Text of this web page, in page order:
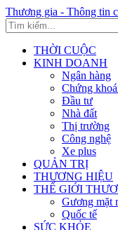
Thương gia - Thông tin
THỜI CUỘC
KINH DOANH
Ngân hàng
Chứng
Đầu tư
Nhà đất
Thị trường
Công nghệ
Xe plus
QUẢN TRỊ
THƯƠNG HIỆU
THẾ GIỚI
Gương mặt
Quốc tế
SỨC KHỎE